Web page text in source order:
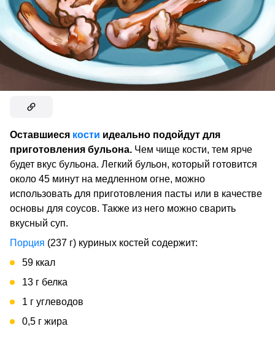
Оставшиеся кости идеально подойдут для
приготовления бульона. Чем чище кости, тем ярче
будет вкус бульона. Легкий бульон, который готовится
около 45 минут на медленном огне, можно
использовать для приготовления пасты или в качестве
основы для соусов. Также из него можно сварить
вкусный суп.
Порция (237 г) куриных костей содержит:
59 ккал
13 г белка
1 г углеводов
0,5 г жира